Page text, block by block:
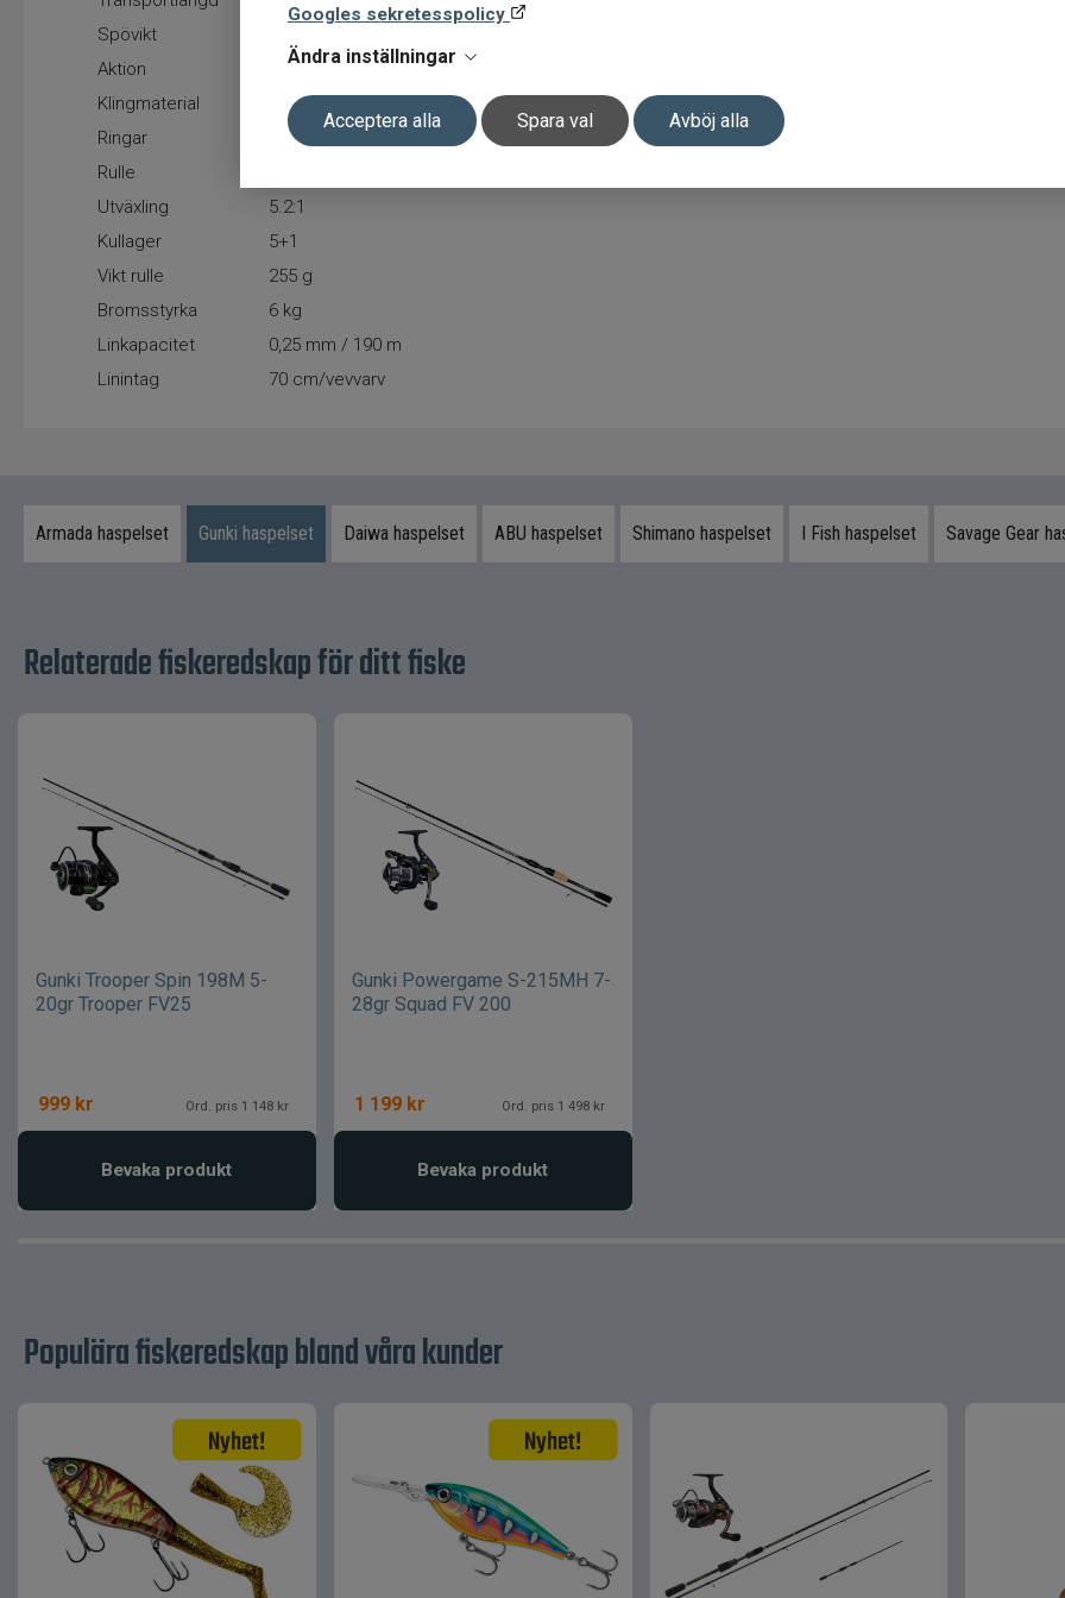
Googles sekretesspolicy
Ändra inställningar
Acceptera alla Spara val Avböj alla
Spövikt
Aktion
Fast-Regular
Klingmaterial
MI Carbon
Ringar
SIC
Rulle
Utväxling
5.2:1
Kullager
5+1
Vikt rulle
255 g
Bromsstyrka
6 kg
Linkapacitet
0,25 mm / 190 m
Linintag
70 cm/vevvarv
Armada haspelset Gunki haspelset Daiwa haspelset ABU haspelset Shimano haspelset I Fish haspelset Savage Gear
Relaterade fiskeredskap för ditt fiske
Gunki Trooper Spin 198M 5-
20gr Trooper FV25
999 kr Ord. pris 1 148 kr
Bevaka produkt
Gunki Powergame S-215MH 7-
28gr Squad FV 200
1 199 kr Ord. pris 1 498 kr
Bevaka produkt
Populära fiskeredskap bland våra kunder